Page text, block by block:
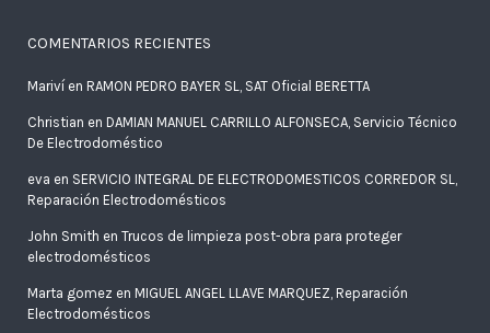
COMENTARIOS RECIENTES
Mariví en RAMON PEDRO BAYER SL, SAT Oficial BERETTA
Christian en DAMIAN MANUEL CARRILLO ALFONSECA, Servicio Técnico
De Electrodoméstico
eva en SERVICIO INTEGRAL DE ELECTRODOMESTICOS CORREDOR SL,
Reparación Electrodomésticos
John Smith en Trucos de limpieza post-obra para proteger
electrodomésticos
Marta gomez en MIGUEL ANGEL LLAVE MARQUEZ, Reparación
Electrodomésticos